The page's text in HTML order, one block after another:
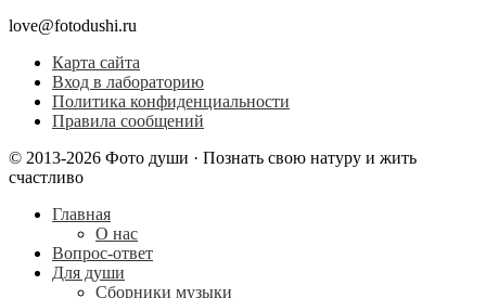
love@fotodushi.ru
Карта сайта
Вход в лабораторию
Политика конфиденциальности
Правила сообщений
© 2013-2026 Фото души · Познать свою натуру и жить
счастливо
Главная
О нас
Вопрос-ответ
Для души
Сборники музыки